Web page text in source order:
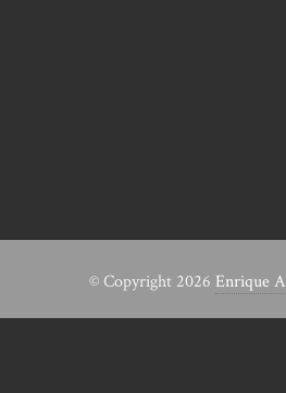
© Copyright 2026 Enrique